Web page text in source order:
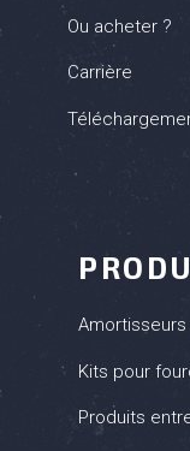
Ou acheter ?
Carrière
Amortisseurs
Kits pour
Produits